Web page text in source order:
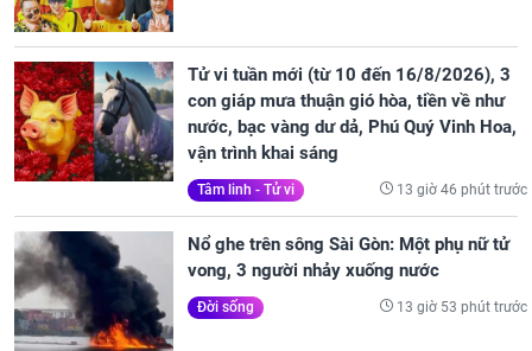
Tử vi tuần mới (từ 10 đến 16/8/2026), 3
con giáp mưa thuận gió hòa, tiền về như
nước, bạc vàng dư dả, Phú Quý Vinh Hoa,
vận trình khai sáng
Tâm linh - Tử vi 13 giờ 46 phút trước
Nổ ghe trên sông Sài Gòn: Một phụ nữ tử
vong, 3 người nhảy xuống nước
Đời sống 13 giờ 53 phút trước